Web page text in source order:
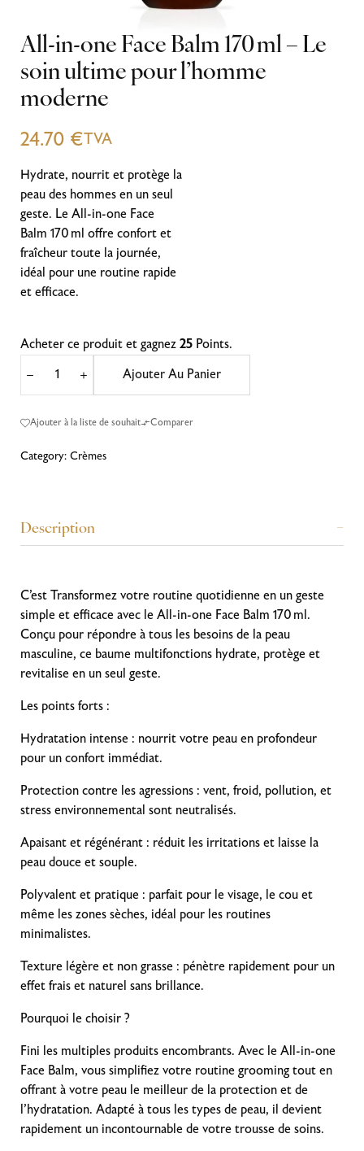
All-in-one Face Balm 170 ml – Le
soin ultime pour l’homme
moderne
24.70 €TVA
Hydrate, nourrit et protège la
peau des hommes en un seul
geste. Le All-in-one Face
Balm 170 ml offre confort et
fraîcheur toute la journée,
idéal pour une routine rapide
et efficace.
Acheter ce produit et gagnez25 Points.
Ajouter Au Panier
Ajouter à la liste de souhait Comparer
Category: Crèmes
Description
C’est Transformez votre routine quotidienne en un geste
simple et efficace avec le All-in-one Face Balm 170 ml.
Conçu pour répondre à tous les besoins de la peau
masculine, ce baume multifonctions hydrate, protège et
revitalise en un seul geste.
Les points forts :
Hydratation intense : nourrit votre peau en profondeur
pour un confort immédiat.
Protection contre les agressions : vent, froid, pollution, et
stress environnemental sont neutralisés.
Apaisant et régénérant : réduit les irritations et laisse la
peau douce et souple.
Polyvalent et pratique : parfait pour le visage, le cou et
même les zones sèches, idéal pour les routines
minimalistes.
Texture légère et non grasse : pénètre rapidement pour un
effet frais et naturel sans brillance.
Pourquoi le choisir ?
Fini les multiples produits encombrants. Avec le All-in-one
Face Balm, vous simplifiez votre routine grooming tout en
offrant à votre peau le meilleur de la protection et de
l’hydratation. Adapté à tous les types de peau, il devient
rapidement un incontournable de votre trousse de soins.